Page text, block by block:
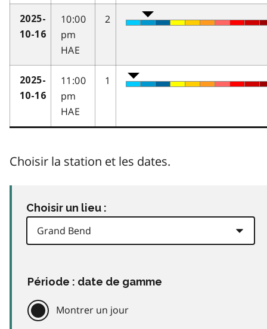
2025-
10-16
10:00
pm
HAE
2
2025-
10-16
11:00
pm
HAE
1
Choisir la station et les dates.
Choisir un lieu :
Période : date de gamme
Montrer un jour